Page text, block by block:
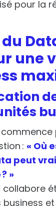
pour la
une
commence
: « Où
peut
»
collabore
business